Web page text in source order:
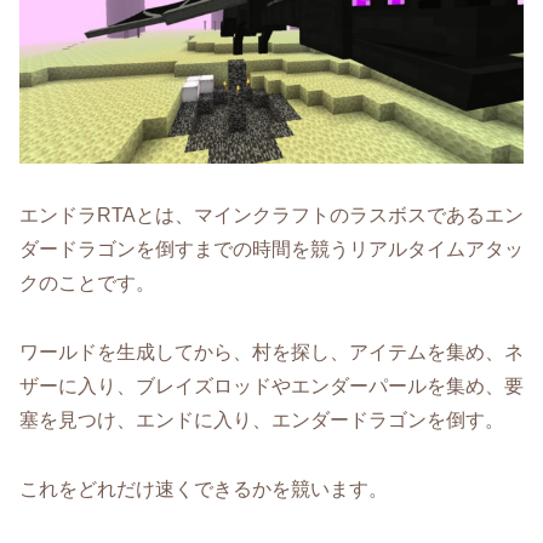
エンドラRTAとは、マインクラフトのラスボスであるエン
ダードラゴンを倒すまでの時間を競うリアルタイムアタッ
クのことです。
ワールドを生成してから、村を探し、アイテムを集め、ネ
ザーに入り、ブレイズロッドやエンダーパールを集め、要
塞を見つけ、エンドに入り、エンダードラゴンを倒す。
これをどれだけ速くできるかを競います。